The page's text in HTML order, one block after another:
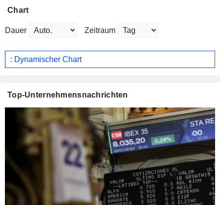
Chart
Dauer Zeitraum
: Dynamischer Chart
Top-Unternehmensnachrichten